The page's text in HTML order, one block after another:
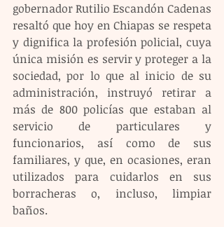
gobernador Rutilio Escandón Cadenas
resaltó que hoy en Chiapas se respeta
y dignifica la profesión policial, cuya
única misión es servir y proteger a la
sociedad, por lo que al inicio de su
administración, instruyó retirar a
más de 800 policías que estaban al
servicio de particulares y
funcionarios, así como de sus
familiares, y que, en ocasiones, eran
utilizados para cuidarlos en sus
borracheras o, incluso, limpiar
baños.